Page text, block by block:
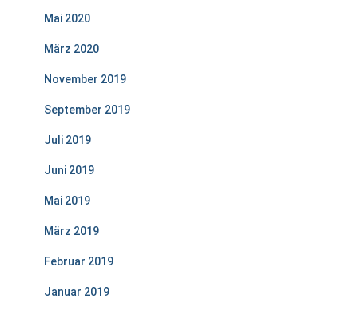
Mai 2020
März 2020
November 2019
September 2019
Juli 2019
Juni 2019
Mai 2019
März 2019
Februar 2019
Januar 2019